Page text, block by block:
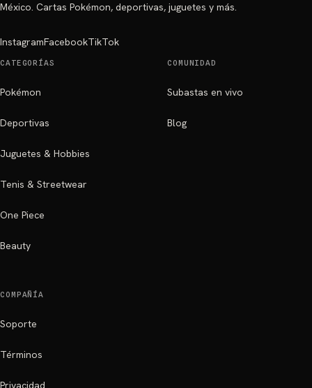
México. Cartas Pokémon, deportivas, juguetes y más.
InstagramFacebookTikTok
CATEGORÍAS
Pokémon
Deportivas
Juguetes & Hobbies
Tenis & Streetwear
One Piece
Beauty
COMUNIDAD
Subastas en vivo
Blog
COMPAÑÍA
Soporte
Términos
Privacidad